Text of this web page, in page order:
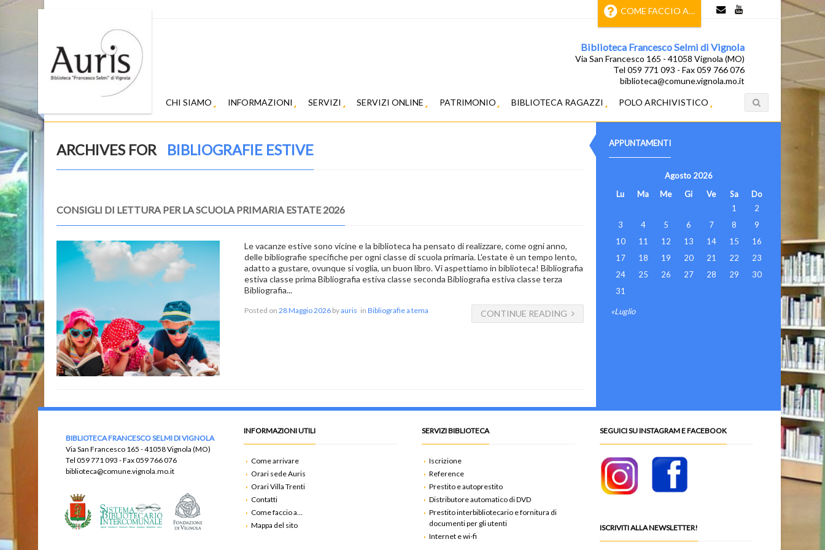
COME FACCIO A…
Biblioteca Francesco Selmi di Vignola
Via San Francesco 165 - 41058 Vignola (MO)
Tel 059 771 093 - Fax 059 766 076
biblioteca@comune.vignola.mo.it
CHI SIAMO INFORMAZIONI SERVIZI SERVIZI ONLINE PATRIMONIO BIBLIOTECA RAGAZZI POLO ARCHIVISTICO
APPUNTAMENTI
Agosto 2026
Lu
Ma Me Gi Ve Sa
Do
1
2
3
4 5 6 7 8
9
10
11 12 13 14 15
16
17
18 19 20 21 22
23
24
25 26 27 28 29
30
31
«Luglio
ARCHIVES FOR BIBLIOGRAFIE ESTIVE
CONSIGLI DI LETTURA PER LA SCUOLA PRIMARIA ESTATE 2026
Le vacanze estive sono vicine e la biblioteca ha pensato di realizzare, come ogni anno,
delle bibliografie specifiche per ogni classe di scuola primaria. L'estate è un tempo lento,
adatto a gustare, ovunque si voglia, un buon libro. Vi aspettiamo in biblioteca! Bibliografia
estiva classe prima Bibliografia estiva classe seconda Bibliografia estiva classe terza
Bibliografia...
Posted on28 Maggio 2026 byauris inBibliografie a tema CONTINUE READING
BIBLIOTECA FRANCESCO SELMI DI VIGNOLA
Via San Francesco 165 - 41058 Vignola (MO)
Tel 059 771 093 - Fax059 766 076
biblioteca@comune.vignola.mo.it
INFORMAZIONI UTILI
Come arrivare
Orari sede Auris
Orari Villa Trenti
Contatti
Come faccio a…
Mappa del sito
SERVIZI BIBLIOTECA
Iscrizione
Reference
Prestito e autoprestito
Distributore automatico di DVD
Prestito interbibliotecario e fornitura di
documenti per gli utenti
Internet e wi-fi
SEGUICI SU INSTAGRAM E FACEBOOK
ISCRIVITI ALLA NEWSLETTER!